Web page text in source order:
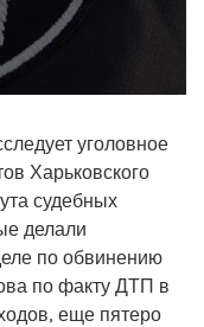
уголовное
Харьковского
судебных
делали
по обвинению
по факту ДТП в
еще пятеро